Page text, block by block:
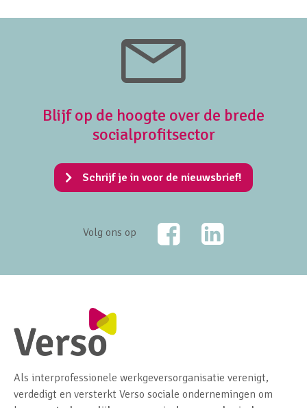
Blijf op de hoogte over de brede
socialprofitsector
Schrijf je in voor de nieuwsbrief!
Volg ons op
FacebookLinkedIn
Als interprofessionele werkgeversorganisatie verenigt,
verdedigt en versterkt Verso sociale ondernemingen om